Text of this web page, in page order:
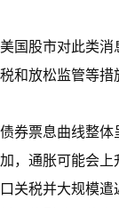
美国股市对此类消
税和放松监管等措
债券票息曲线整体
加，通胀可能会上
口关税并大规模